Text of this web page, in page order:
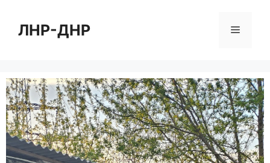
содержимому
ЛНР-ДНР Меню